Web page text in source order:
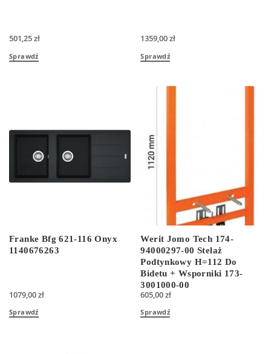
501,25zł
Sprawdź
1359,00zł
Sprawdź
Franke Bfg 621-116 Onyx
1140676263
1079,00zł
Sprawdź
Werit Jomo Tech 174-
94000297-00 Stelaż
Podtynkowy H=112 Do
Bidetu + Wsporniki 173-
3001000-00
605,00zł
Sprawdź